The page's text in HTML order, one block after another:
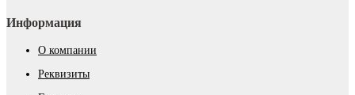
Информация
О компании
Реквизиты